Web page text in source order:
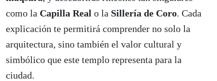
como la Capilla Real o la Sillería de Coro. Cada
explicación te permitirá comprender no solo la
arquitectura, sino también el valor cultural y
simbólico que este templo representa para la
ciudad.